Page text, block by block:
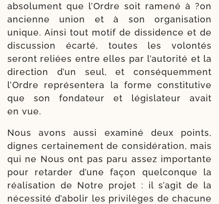
abso­lu­ment que l’Ordre soit rame­né à ?on
ancienne union et à son orga­ni­sa­tion
unique. Ainsi tout motif de dis­si­dence et de
dis­cus­sion écar­té, toutes les volon­tés
seront reliées entre elles par l’au­to­ri­té et la
direc­tion d’un seul, et consé­quem­ment
l’Ordre repré­sen­te­ra la forme consti­tutive
que son fon­da­teur et légis­la­teur avait
en vue.
Nous avons aus­si exa­mi­né deux points,
dignes cer­tai­ne­ment de consi­dé­ra­tion, mais
qui ne Nous ont pas paru assez impor­tante
pour retar­der d’une façon quel­conque la
réa­li­sa­tion de Notre pro­jet : il s’a­git de la
néces­si­té d’a­bo­lir les pri­vi­lèges de cha­cune